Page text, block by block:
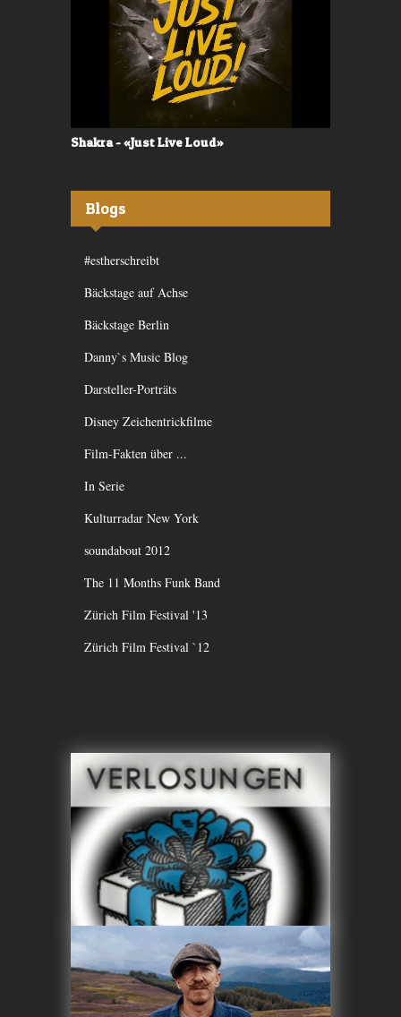
Shakra - «Just Live Loud»
Blogs
#estherschreibt
Bäckstage auf Achse
Bäckstage Berlin
Danny`s Music Blog
Darsteller-Porträts
Disney Zeichentrickfilme
Film-Fakten über ...
In Serie
Kulturradar New York
soundabout 2012
The 11 Months Funk Band
Zürich Film Festival '13
Zürich Film Festival `12